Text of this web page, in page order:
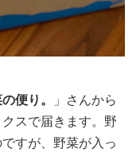
便り。
」さんから
スで届きます。野
すが、野菜が入っ